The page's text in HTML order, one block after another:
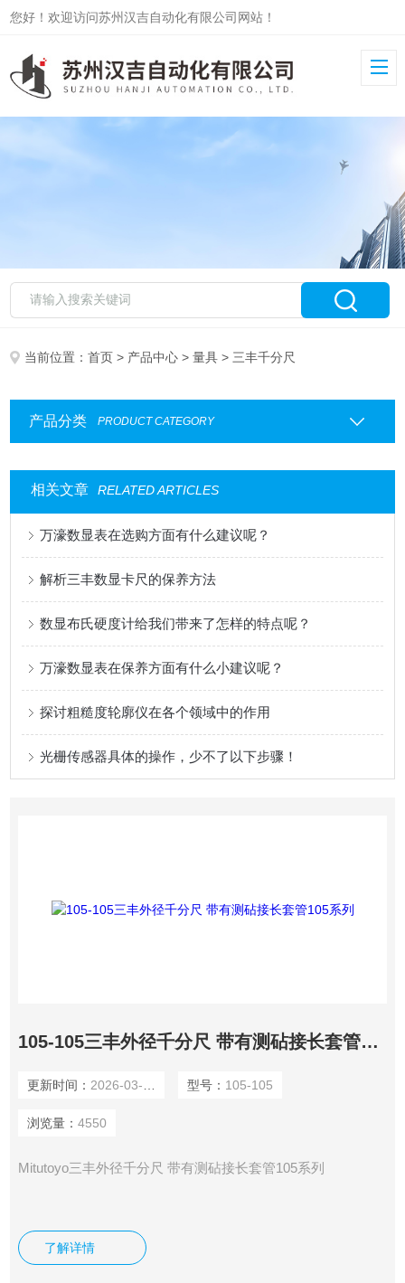
您好！欢迎访问苏州汉吉自动化有限公司网站！
当前位置：首页 > 产品中心 >量具 > 三丰千分尺
产品分类 PRODUCT CATEGORY
相关文章 RELATED ARTICLES
万濠数显表在选购方面有什么建议呢？
解析三丰数显卡尺的保养方法
数显布氏硬度计给我们带来了怎样的特点呢？
万濠数显表在保养方面有什么小建议呢？
探讨粗糙度轮廓仪在各个领域中的作用
光栅传感器具体的操作，少不了以下步骤！
105-105三丰外径千分尺 带有测砧接长套管105系列
更新时间： 2026-03-04 型号： 105-105
浏览量： 4550
Mitutoyo三丰外径千分尺 带有测砧接长套管105系列
了解详情